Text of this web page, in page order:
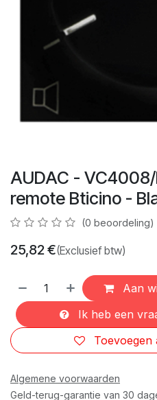
AUDAC -
remote Bticino -
(0 beoordeling)
25,82€(Exclusief btw)
Aan
Ik heb een
Toevoegen
Algemene voorwaarden
Geld-terug-garantie van 30